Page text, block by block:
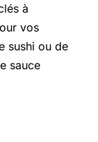
à
vos
sushi ou de
sauce